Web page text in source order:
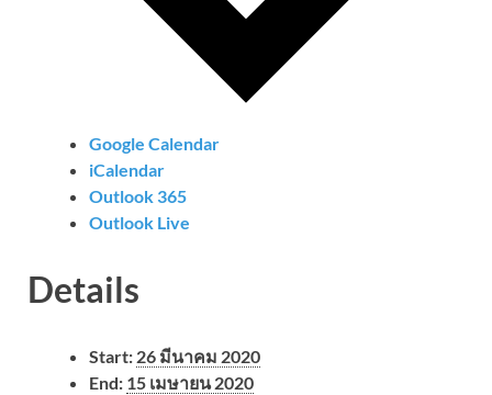
Google Calendar
iCalendar
Outlook 365
Outlook Live
Details
Start: 26 มีนาคม 2020
End: 15 เมษายน 2020